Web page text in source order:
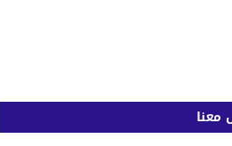
معنا